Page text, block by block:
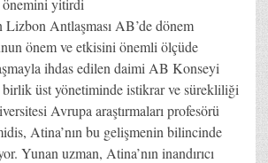
önemini yitirdi
Lizbon Antlaşması AB’de dönem
önem ve etkisini önemli ölçüde
ihdas edilen daimi AB Konseyi
birlik üst yönetiminde istikrar ve sürekliliği
Avrupa araştırmaları profesörü
Atina’nın bu gelişmenin bilincinde
Yunan uzman, Atina’nın inandırıcı